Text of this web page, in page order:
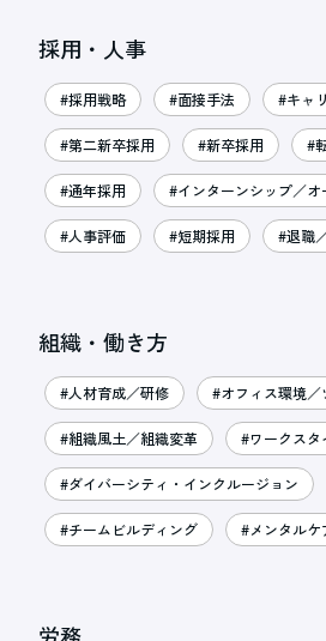
採用・人事
#採用戦略 #面接手法 #キャ
#第二新卒採用 #新卒採用 #
#通年採用 #インターンシップ／
#人事評価 #短期採用 #退職
組織・働き方
#人材育成／研修 #オフィス環境／
#組織風土／組織変革 #ワークスタ
#ダイバーシティ・インクルージョン
#チームビルディング #メンタルケ
労務